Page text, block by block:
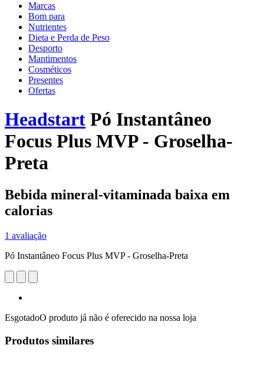
Marcas
Bom para
Nutrientes
Dieta e Perda de Peso
Desporto
Mantimentos
Cosméticos
Presentes
Ofertas
Headstart Pó Instantâneo
Focus Plus MVP - Groselha-
Preta
Bebida mineral-vitaminada baixa em
calorias
1 avaliação
Pó Instantâneo Focus Plus MVP - Groselha-Preta
EsgotadoO produto já não é oferecido na nossa loja
Produtos similares